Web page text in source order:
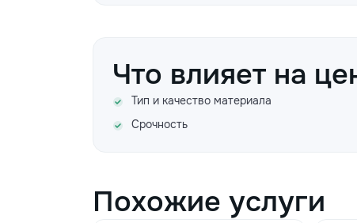
Что влияет на
Тип и качество материала
Срочность
Похожие услуги